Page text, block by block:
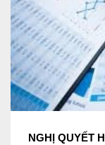
NGHỊ QUYẾT